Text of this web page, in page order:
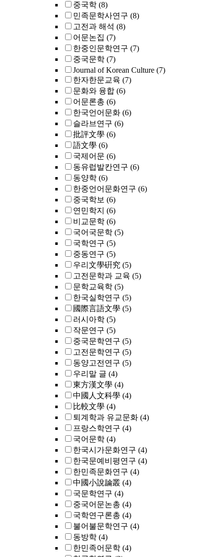
중국학 (8)
민족문학사연구 (8)
고전과 해석 (8)
어문논집 (7)
한중인문학연구 (7)
중국문학 (7)
Journal of Korean Culture (7)
한자한문교육 (7)
문화와 융합 (6)
어문론총 (6)
한국언어문화 (6)
슬라브연구 (6)
批評文學 (6)
語文學 (6)
국제어문 (6)
동유럽발칸연구 (6)
동양학 (6)
한중언어문화연구 (6)
중국학보 (6)
연민학지 (6)
비교문학 (6)
국어국문학 (5)
국학연구 (5)
중동연구 (5)
우리文學硏究 (5)
고전문학과 교육 (5)
문학교육학 (5)
한국실학연구 (5)
國際言語文學 (5)
러시아학 (5)
작문연구 (5)
중국문학연구 (5)
고전문학연구 (5)
동양고전연구 (5)
우리말 글 (4)
東方漢文學 (4)
中國人文科學 (4)
比較文學 (4)
퇴계학과 유교문화 (4)
프랑스학연구 (4)
국어문학 (4)
한국시가문화연구 (4)
한국문예비평연구 (4)
한민족문화연구 (4)
中國小說論叢 (4)
국문학연구 (4)
중국어문논총 (4)
국학연구론총 (4)
불어불문학연구 (4)
동방학 (4)
한민족어문학 (4)